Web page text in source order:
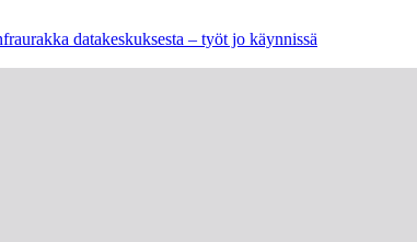
datakeskuksesta – työt jo käynnissä